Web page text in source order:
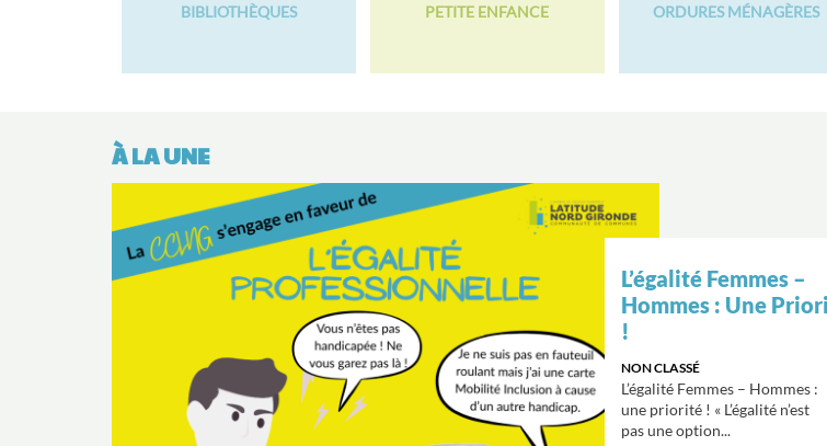
BIBLIOTHÈQUES PETITE ENFANCE ORDURES MÉNAGÈRES
À LA UNE
L’égalité Femmes –
Hommes : Une Priorité
NON CLASSÉ
L’égalité Femmes – Hommes :
une priorité ! « L’égalité n’est
pas une option...